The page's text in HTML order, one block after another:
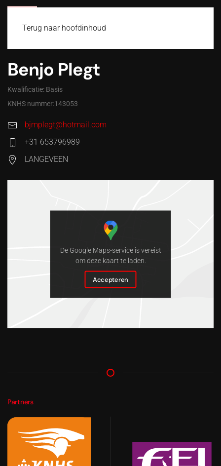
Terug naar hoofdinhoud
Benjo Plegt
Kwalificatie: Basis
KNHS nummer:143053
bjmplegt@hotmail.com
+31 653796989
LANGEVEEN
De Google Maps-service is vereist
om deze kaart te laden.
Accepteren
Partners